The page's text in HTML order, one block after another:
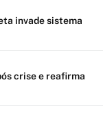
invade sistema
crise e reafirma